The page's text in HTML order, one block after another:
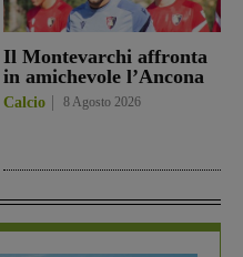
Il Montevarchi affronta
in amichevole l’Ancona
Calcio 8 Agosto 2026